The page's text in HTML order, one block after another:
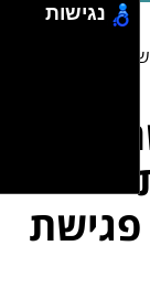
שכדאי
פגישת
נגישות